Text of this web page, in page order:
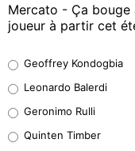
Mercato - Ça bouge
joueur à partir cet
38%
32%
Geoffrey Kondogbia
Leonardo Balerdi
Geronimo Rulli
Quinten Timber